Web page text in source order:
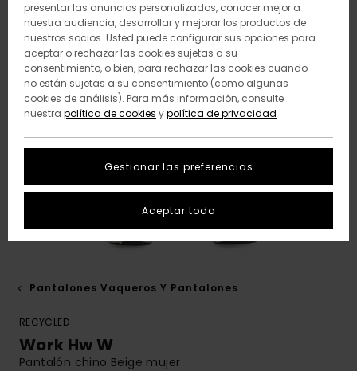
Pantalones Vaqueros Y Pantalones
RECYCLED
Work Hw W
Pantalón chino Beige mujer
presentar las anuncios personalizados, conocer mejor a
nuestra audiencia, desarrollar y mejorar los productos de
nuestros socios. Usted puede configurar sus opciones para
aceptar o rechazar las cookies sujetas a su
consentimiento, o bien, para rechazar las cookies cuando
no están sujetas a su consentimiento (como algunas
cookies de análisis). Para más información, consulte
nuestra política de cookies ypolítica de privacidad
Gestionar las preferencias
Aceptar todo